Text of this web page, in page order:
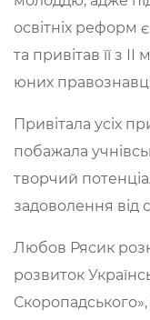
освітніх реформ
та привітав її з
юних
Привітала усіх
побажала
творчий
задоволення від
Любов Рясик
розвиток